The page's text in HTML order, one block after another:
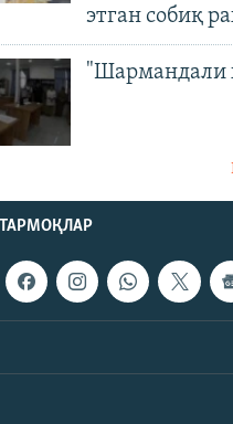
этган собиқ
"Шармандали